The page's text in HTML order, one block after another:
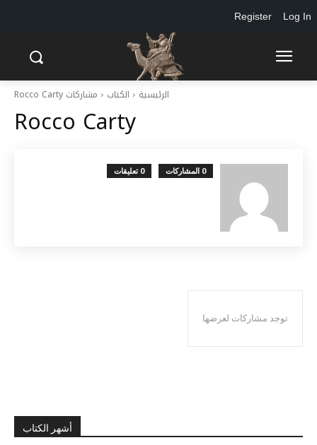
الرئيسية الكتاب مشاركات Rocco Carty
Rocco Carty
0 المشاركات 0 تعليقات
توجد مشاركات لعرضها
أشهر الكتاب
Log In
Register